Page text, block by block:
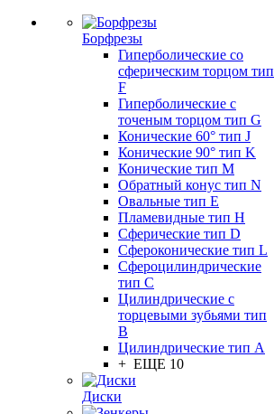
Борфрезы
Гиперболические cо
сферическим торцом тип
F
Гиперболические с
точеным торцом тип G
Конические 60° тип J
Конические 90° тип K
Конические тип M
Обратный конус тип N
Овальные тип E
Пламевидные тип H
Сферические тип D
Сфероконические тип L
Сфероцилиндрические
тип C
Цилиндрические с
торцевыми зубьями тип
B
Цилиндрические тип А
+ ЕЩЕ 10
Диски